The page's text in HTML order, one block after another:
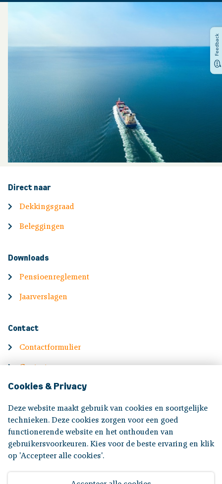
Cookies & Privacy
Deze website maakt gebruik van cookies en soortgelijke
technieken. Deze cookies zorgen voor een goed
functionerende website en het onthouden van
gebruikersvoorkeuren. Kies voor de beste ervaring en klik
op 'Accepteer alle cookies'.
Direct naar
Dekkingsgraad
Beleggingen
Downloads
Pensioenreglement
Jaarverslagen
Contact
Contactformulier
Contactgegevens
Information in English
Volg ons op:
Feedback